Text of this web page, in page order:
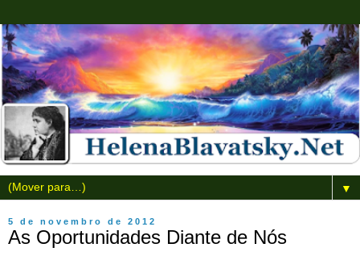
▼
5 de novembro de 2012
As Oportunidades Diante de Nós